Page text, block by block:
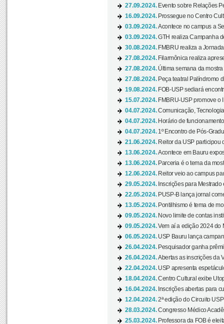
27.09.2024. Evento sobre Relações
16.09.2024. Prossegue no Centro
03.09.2024.Acontece no campus a
03.09.2024.GTH realiza Campanha
30.08.2024. FMBRU realiza a
27.08.2024. Filarmônica realiza
27.08.2024. Última semana da
27.08.2024. Peça teatral Palíndromo
19.08.2024. FOB-USP sediará
15.07.2024. FMBRU-USP promove o
04.07.2024.Comunicação,
04.07.2024. Horário de
04.07.2024. 1º Encontro de Pós-
21.06.2024. Reitor da USP participou
13.06.2024.Acontece em Bauru
13.06.2024. Parceria é o tema da
12.06.2024. Reitor veio ao campus
29.05.2024. Inscrições para
22.05.2024. PUSP-B lança jornal
13.05.2024. Pontilhismo é tema de
09.05.2024. Novo limite de contas
09.05.2024.Vem aí a edição 2024 do
06.05.2024. USP Bauru lança
26.04.2024. Pesquisador ganha
26.04.2024.Abertas as inscrições da
22.04.2024. USP apresenta
18.04.2024.Centro Cultural exibe
16.04.2024. Inscrições abertas para
12.04.2024.2ª edição do Circuito
28.03.2024.Congresso Médico
25.03.2024. Professora da FOB é